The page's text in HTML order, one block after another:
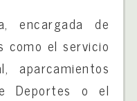
encargada de
como el servicio
aparcamientos
Deportes o el